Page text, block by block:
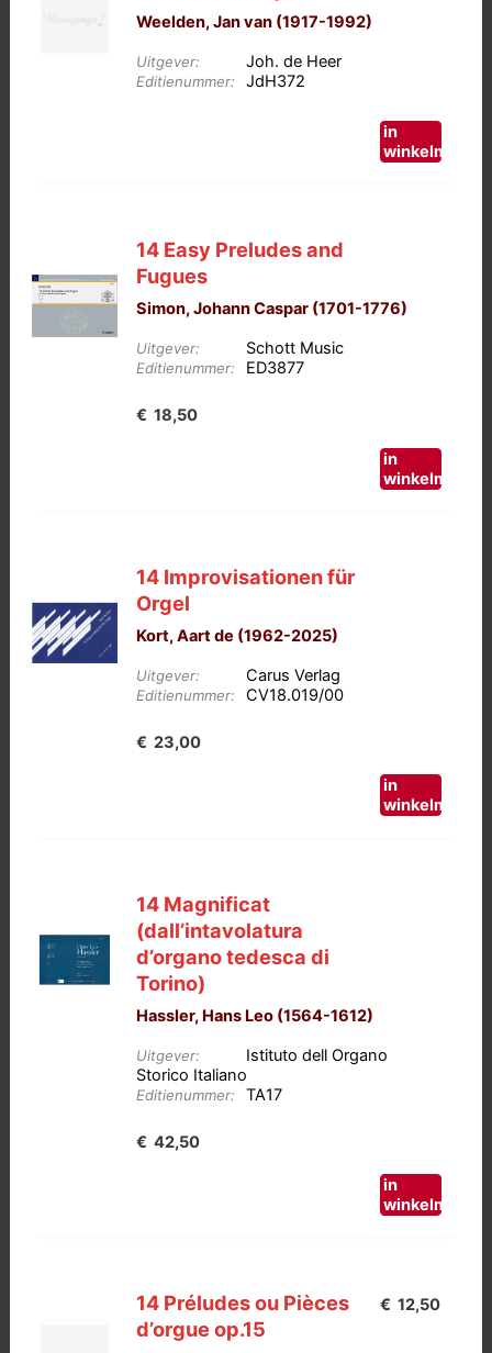
Weelden, Jan van (1917-1992)
Uitgever: Joh. de Heer
Editienummer: JdH372
in
winkelmand
14 Easy Preludes and
Fugues
Simon, Johann Caspar (1701-1776)
Uitgever: Schott Music
Editienummer: ED3877
€ 18,50
in
winkelmand
14 Improvisationen für
Orgel
Kort, Aart de (1962-2025)
Uitgever: Carus Verlag
Editienummer: CV18.019/00
€ 23,00
in
winkelmand
14 Magnificat
(dall’intavolatura
d’organo tedesca di
Torino)
Hassler, Hans Leo (1564-1612)
Uitgever:
Istituto dell Organo
Storico Italiano
Editienummer: TA17
€ 42,50
in
winkelmand
14 Préludes ou Pièces
d’orgue op.15
€ 12,50